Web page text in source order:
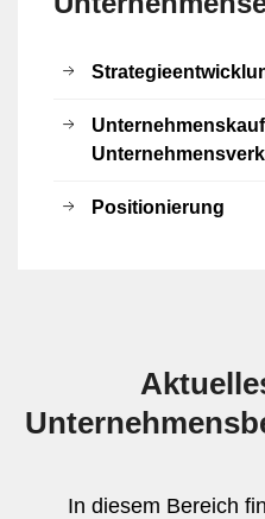
Positionierung
In diesem Bereich